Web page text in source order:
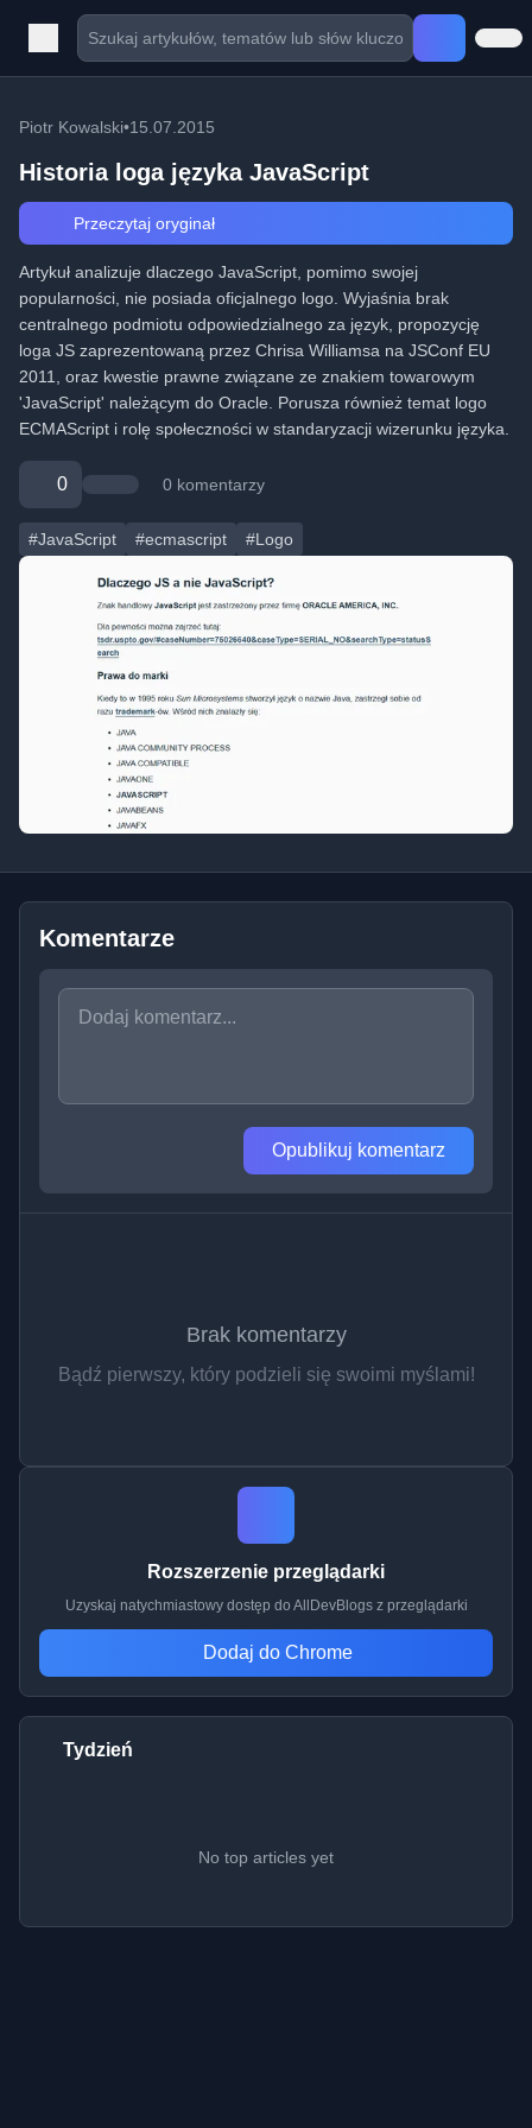
Piotr Kowalski•15.07.2015
Historia loga języka JavaScript
Przeczytaj oryginał
Artykuł analizuje dlaczego JavaScript, pomimo swojej
popularności, nie posiada oficjalnego logo. Wyjaśnia brak
centralnego podmiotu odpowiedzialnego za język, propozycję
loga JS zaprezentowaną przez Chrisa Williamsa na JSConf EU
2011, oraz kwestie prawne związane ze znakiem towarowym
'JavaScript' należącym do Oracle. Porusza również temat logo
ECMAScript i rolę społeczności w standaryzacji wizerunku języka.
0 0 komentarzy
#JavaScript #ecmascript #Logo
Komentarze
Opublikuj komentarz
Brak komentarzy
Bądź pierwszy, który podzieli się swoimi myślami!
Rozszerzenie przeglądarki
Uzyskaj natychmiastowy dostęp do AllDevBlogs z przeglądarki
Dodaj do Chrome
Tydzień
No top articles yet